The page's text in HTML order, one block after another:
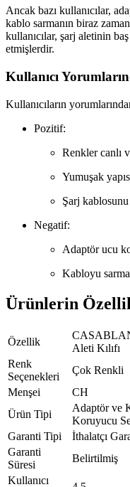
Ancak bazı kullanıcılar,
kablo sarmanın biraz
kullanıcılar, şarj aletinin
etmişlerdir.
Kullanıcı
Kullanıcıların
Pozitif:
Renkler canlı
Yumuşak
Şarj
Negatif:
Adaptör ucu
Kabloyu
Ürünlerin
Özellik
Aleti Kılıfı
Renk
Seçenekleri
Çok Renkli
Menşei
CH
Ürün Tipi
Adaptör ve
Koruyucu
Garanti Tipi
İthalatçı
Garanti
Süresi
Belirtilmiş
Kullanıcı